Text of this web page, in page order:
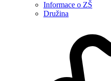
Informace o ZŠ
Družina